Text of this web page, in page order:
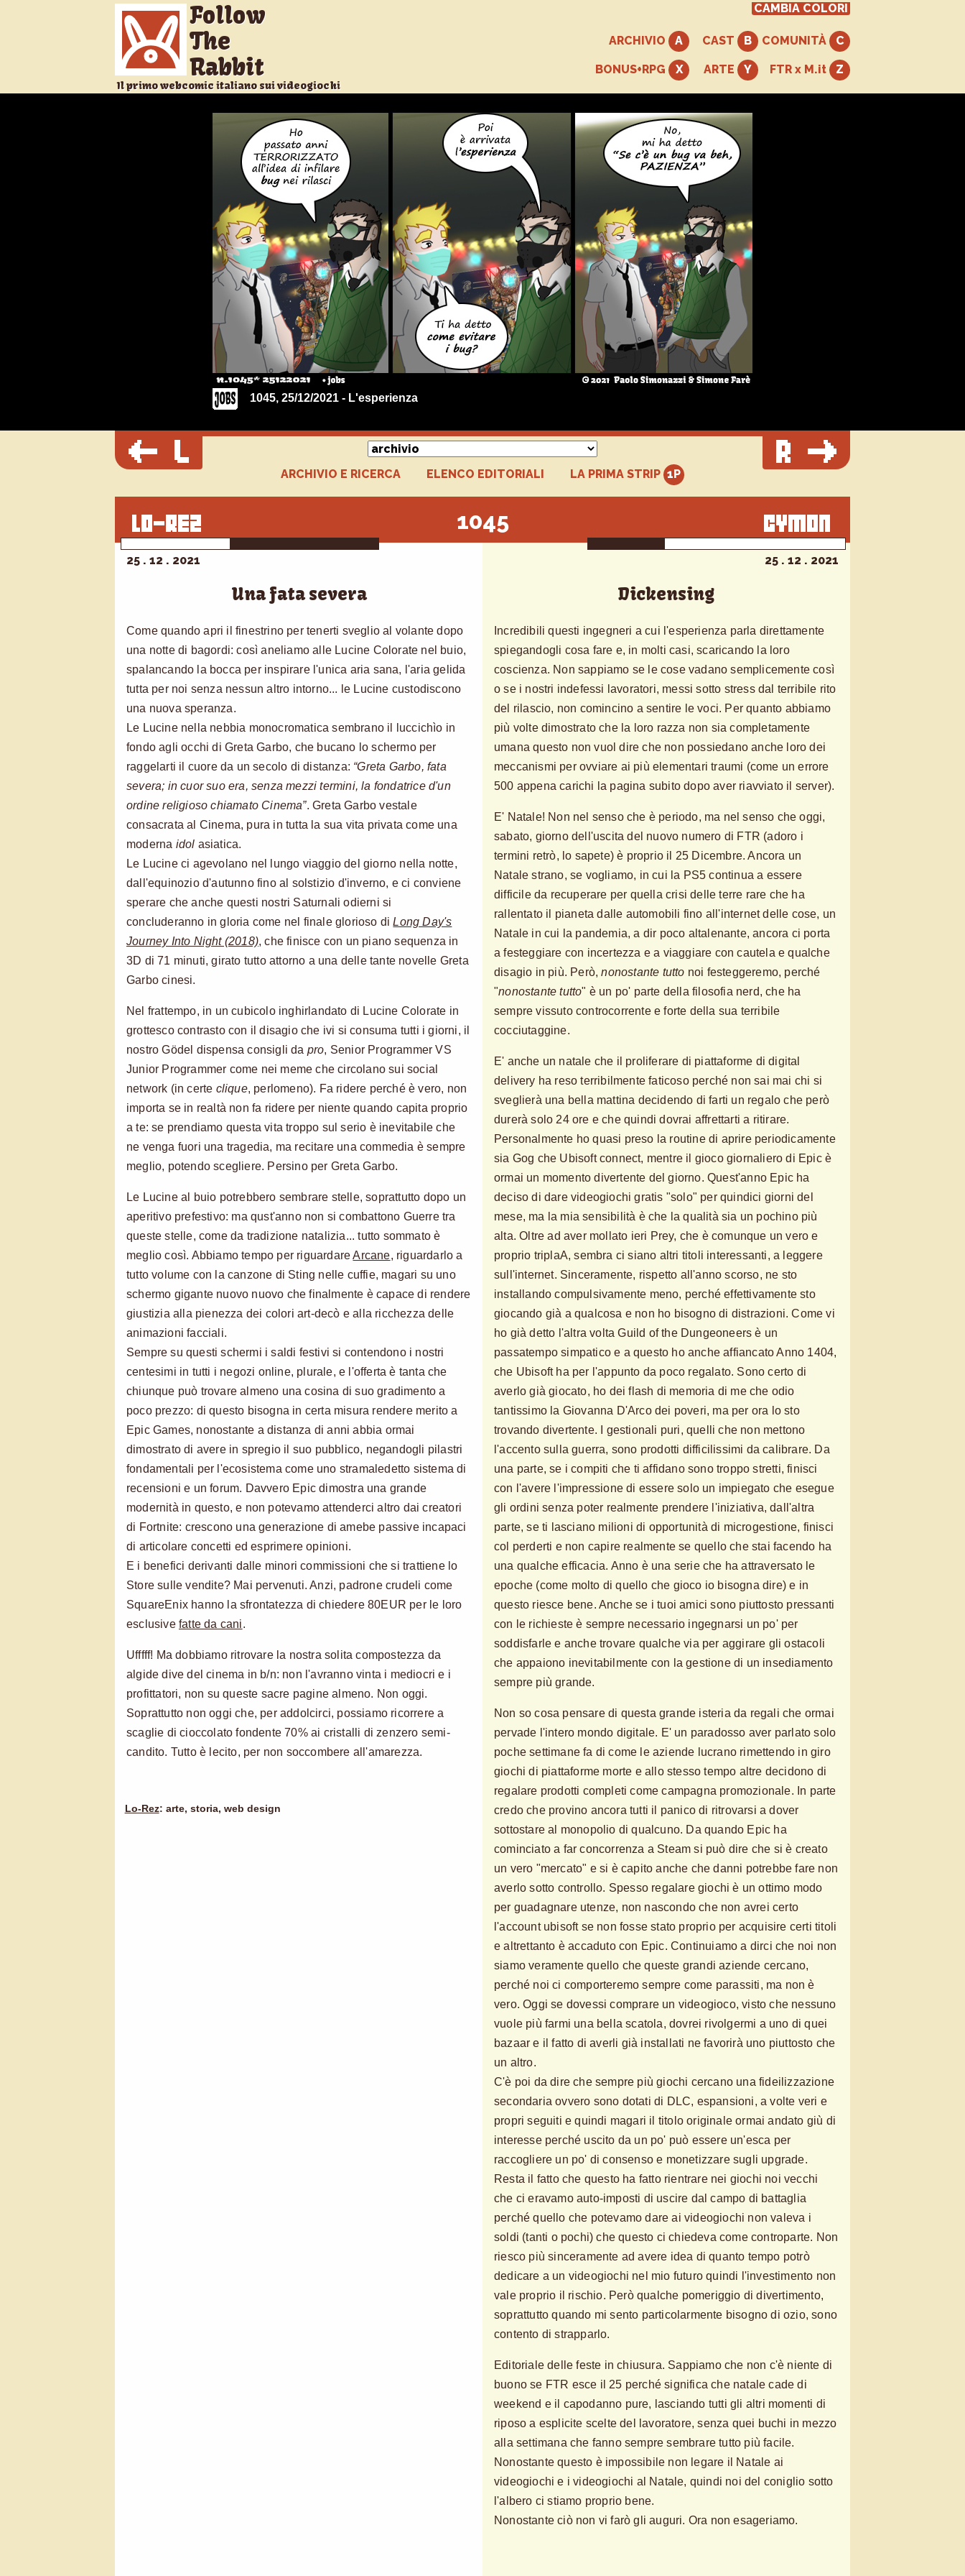
Follow
The
Rabbit
Il primo webcomic italiano sui videogiochi
CAMBIA COLORI
ARCHIVIO CAST COMUNITÀ
BONUS+RPG ARTE FTR x M.it
1045, 25/12/2021 - L'esperienza
ARCHIVIO E RICERCA ELENCO EDITORIALI LA PRIMA STRIP
1045
25 . 12 . 2021
Una fata severa
Come quando apri il finestrino per tenerti sveglio al volante dopo
una notte di bagordi: così aneliamo alle Lucine Colorate nel buio,
spalancando la bocca per inspirare l'unica aria sana, l'aria gelida
tutta per noi senza nessun altro intorno... le Lucine custodiscono
una nuova speranza.
Le Lucine nella nebbia monocromatica sembrano il luccichìo in
fondo agli occhi di Greta Garbo, che bucano lo schermo per
raggelarti il cuore da un secolo di distanza: “Greta Garbo, fata
severa; in cuor suo era, senza mezzi termini, la fondatrice d'un
ordine religioso chiamato Cinema”. Greta Garbo vestale
consacrata al Cinema, pura in tutta la sua vita privata come una
moderna idol asiatica.
Le Lucine ci agevolano nel lungo viaggio del giorno nella notte,
dall'equinozio d'autunno fino al solstizio d'inverno, e ci conviene
sperare che anche questi nostri Saturnali odierni si
concluderanno in gloria come nel finale glorioso diLong Day's
Journey Into Night (2018), che finisce con un piano sequenza in
3D di 71 minuti, girato tutto attorno a una delle tante novelle Greta
Garbo cinesi.
Nel frattempo, in un cubicolo inghirlandato di Lucine Colorate in
grottesco contrasto con il disagio che ivi si consuma tutti i giorni, il
nostro Gödel dispensa consigli da pro, Senior Programmer VS
Junior Programmer come nei meme che circolano sui social
network (in certe clique, perlomeno). Fa ridere perché è vero, non
importa se in realtà non fa ridere per niente quando capita proprio
a te: se prendiamo questa vita troppo sul serio è inevitabile che
ne venga fuori una tragedia, ma recitare una commedia è sempre
meglio, potendo scegliere. Persino per Greta Garbo.
Le Lucine al buio potrebbero sembrare stelle, soprattutto dopo un
aperitivo prefestivo: ma qust'anno non si combattono Guerre tra
queste stelle, come da tradizione natalizia... tutto sommato è
meglio così. Abbiamo tempo per riguardareArcane, riguardarlo a
tutto volume con la canzone di Sting nelle cuffie, magari su uno
schermo gigante nuovo nuovo che finalmente è capace di rendere
giustizia alla pienezza dei colori art-decò e alla ricchezza delle
animazioni facciali.
Sempre su questi schermi i saldi festivi si contendono i nostri
centesimi in tutti i negozi online, plurale, e l'offerta è tanta che
chiunque può trovare almeno una cosina di suo gradimento a
poco prezzo: di questo bisogna in certa misura rendere merito a
Epic Games, nonostante a distanza di anni abbia ormai
dimostrato di avere in spregio il suo pubblico, negandogli pilastri
fondamentali per l'ecosistema come uno stramaledetto sistema di
recensioni e un forum. Davvero Epic dimostra una grande
modernità in questo, e non potevamo attenderci altro dai creatori
di Fortnite: crescono una generazione di amebe passive incapaci
di articolare concetti ed esprimere opinioni.
E i benefici derivanti dalle minori commissioni che si trattiene lo
Store sulle vendite? Mai pervenuti. Anzi, padrone crudeli come
SquareEnix hanno la sfrontatezza di chiedere 80EUR per le loro
esclusive fatte da cani.
Ufffff! Ma dobbiamo ritrovare la nostra solita compostezza da
algide dive del cinema in b/n: non l'avranno vinta i mediocri e i
profittatori, non su queste sacre pagine almeno. Non oggi.
Soprattutto non oggi che, per addolcirci, possiamo ricorrere a
scaglie di cioccolato fondente 70% ai cristalli di zenzero semi-
candito. Tutto è lecito, per non soccombere all'amarezza.
Lo-Rez: arte, storia, web design
25 . 12 . 2021
Dickensing
Incredibili questi ingegneri a cui l'esperienza parla direttamente
spiegandogli cosa fare e, in molti casi, scaricando la loro
coscienza. Non sappiamo se le cose vadano semplicemente così
o se i nostri indefessi lavoratori, messi sotto stress dal terribile rito
del rilascio, non comincino a sentire le voci. Per quanto abbiamo
più volte dimostrato che la loro razza non sia completamente
umana questo non vuol dire che non possiedano anche loro dei
meccanismi per ovviare ai più elementari traumi (come un errore
500 appena carichi la pagina subito dopo aver riavviato il server).
E' Natale! Non nel senso che è periodo, ma nel senso che oggi,
sabato, giorno dell'uscita del nuovo numero di FTR (adoro i
termini retrò, lo sapete) è proprio il 25 Dicembre. Ancora un
Natale strano, se vogliamo, in cui la PS5 continua a essere
difficile da recuperare per quella crisi delle terre rare che ha
rallentato il pianeta dalle automobili fino all'internet delle cose, un
Natale in cui la pandemia, a dir poco altalenante, ancora ci porta
a festeggiare con incertezza e a viaggiare con cautela e qualche
disagio in più. Però,nonostante tutto noi festeggeremo, perché
"nonostante tutto" è un po' parte della filosofia nerd, che ha
sempre vissuto controcorrente e forte della sua terribile
cocciutaggine.
E' anche un natale che il proliferare di piattaforme di digital
delivery ha reso terribilmente faticoso perché non sai mai chi si
sveglierà una bella mattina decidendo di farti un regalo che però
durerà solo 24 ore e che quindi dovrai affrettarti a ritirare.
Personalmente ho quasi preso la routine di aprire periodicamente
sia Gog che Ubisoft connect, mentre il gioco giornaliero di Epic è
ormai un momento divertente del giorno. Quest'anno Epic ha
deciso di dare videogiochi gratis "solo" per quindici giorni del
mese, ma la mia sensibilità è che la qualità sia un pochino più
alta. Oltre ad aver mollato ieri Prey, che è comunque un vero e
proprio triplaA, sembra ci siano altri titoli interessanti, a leggere
sull'internet. Sinceramente, rispetto all'anno scorso, ne sto
installando compulsivamente meno, perché effettivamente sto
giocando già a qualcosa e non ho bisogno di distrazioni. Come vi
ho già detto l'altra volta Guild of the Dungeoneers è un
passatempo simpatico e a questo ho anche affiancato Anno 1404,
che Ubisoft ha per l'appunto da poco regalato. Sono certo di
averlo già giocato, ho dei flash di memoria di me che odio
tantissimo la Giovanna D'Arco dei poveri, ma per ora lo sto
trovando divertente. I gestionali puri, quelli che non mettono
l'accento sulla guerra, sono prodotti difficilissimi da calibrare. Da
una parte, se i compiti che ti affidano sono troppo stretti, finisci
con l'avere l'impressione di essere solo un impiegato che esegue
gli ordini senza poter realmente prendere l'iniziativa, dall'altra
parte, se ti lasciano milioni di opportunità di microgestione, finisci
col perderti e non capire realmente se quello che stai facendo ha
una qualche efficacia. Anno è una serie che ha attraversato le
epoche (come molto di quello che gioco io bisogna dire) e in
questo riesce bene. Anche se i tuoi amici sono piuttosto pressanti
con le richieste è sempre necessario ingegnarsi un po' per
soddisfarle e anche trovare qualche via per aggirare gli ostacoli
che appaiono inevitabilmente con la gestione di un insediamento
sempre più grande.
Non so cosa pensare di questa grande isteria da regali che ormai
pervade l'intero mondo digitale. E' un paradosso aver parlato solo
poche settimane fa di come le aziende lucrano rimettendo in giro
giochi di piattaforme morte e allo stesso tempo altre decidono di
regalare prodotti completi come campagna promozionale. In parte
credo che provino ancora tutti il panico di ritrovarsi a dover
sottostare al monopolio di qualcuno. Da quando Epic ha
cominciato a far concorrenza a Steam si può dire che si è creato
un vero "mercato" e si è capito anche che danni potrebbe fare non
averlo sotto controllo. Spesso regalare giochi è un ottimo modo
per guadagnare utenze, non nascondo che non avrei certo
l'account ubisoft se non fosse stato proprio per acquisire certi titoli
e altrettanto è accaduto con Epic. Continuiamo a dirci che noi non
siamo veramente quello che queste grandi aziende cercano,
perché noi ci comporteremo sempre come parassiti, ma non è
vero. Oggi se dovessi comprare un videogioco, visto che nessuno
vuole più farmi una bella scatola, dovrei rivolgermi a uno di quei
bazaar e il fatto di averli già installati ne favorirà uno piuttosto che
un altro.
C'è poi da dire che sempre più giochi cercano una fideilizzazione
secondaria ovvero sono dotati di DLC, espansioni, a volte veri e
propri seguiti e quindi magari il titolo originale ormai andato giù di
interesse perché uscito da un po' può essere un'esca per
raccogliere un po' di consenso e monetizzare sugli upgrade.
Resta il fatto che questo ha fatto rientrare nei giochi noi vecchi
che ci eravamo auto-imposti di uscire dal campo di battaglia
perché quello che potevamo dare ai videogiochi non valeva i
soldi (tanti o pochi) che questo ci chiedeva come controparte. Non
riesco più sinceramente ad avere idea di quanto tempo potrò
dedicare a un videogiochi nel mio futuro quindi l'investimento non
vale proprio il rischio. Però qualche pomeriggio di divertimento,
soprattutto quando mi sento particolarmente bisogno di ozio, sono
contento di strapparlo.
Editoriale delle feste in chiusura. Sappiamo che non c'è niente di
buono se FTR esce il 25 perché significa che natale cade di
weekend e il capodanno pure, lasciando tutti gli altri momenti di
riposo a esplicite scelte del lavoratore, senza quei buchi in mezzo
alla settimana che fanno sempre sembrare tutto più facile.
Nonostante questo è impossibile non legare il Natale ai
videogiochi e i videogiochi al Natale, quindi noi del coniglio sotto
l'albero ci stiamo proprio bene.
Nonostante ciò non vi farò gli auguri. Ora non esageriamo.